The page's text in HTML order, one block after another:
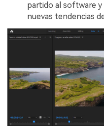
partido al software y
nuevas tendencias